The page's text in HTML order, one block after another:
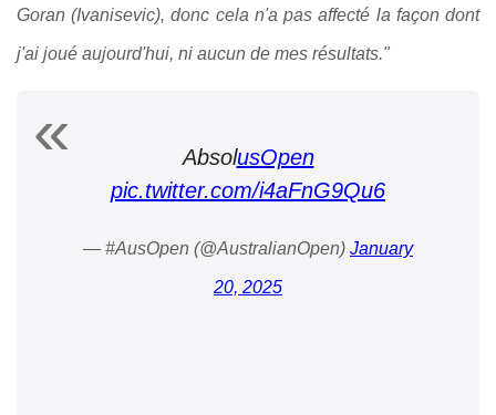
Goran (Ivanisevic), donc cela n'a pas affecté la façon dont
j'ai joué aujourd'hui, ni aucun de mes résultats."
AbsolusOpen
pic.twitter.com/i4aFnG9Qu6
— #AusOpen (@AustralianOpen) January
20, 2025